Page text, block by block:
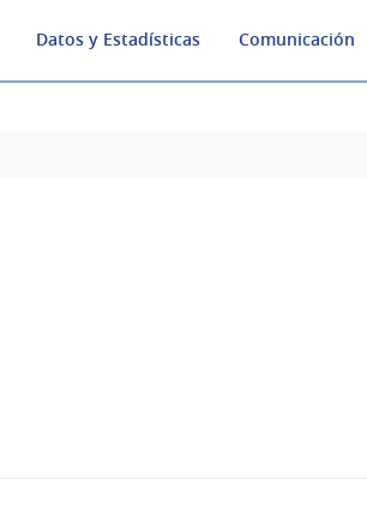
Datos y Estadísticas Comunicación